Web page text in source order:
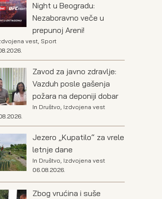
Night u Beogradu:
Nezaboravno veče u
prepunoj Areni!
vest, Sport
Zavod za javno zdravlje:
Vazduh posle gašenja
požara na deponiji dobar
In Društvo, Izdvojena vest
Jezero „Kupatilo“ za vrele
letnje dane
In Društvo, Izdvojena vest
06.08.2026.
Zbog vrućina i suše